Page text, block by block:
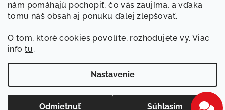
nám pomáhajú pochopiť, čovás zaujíma, avďaka
tomu náš obsah aj ponukuďalej zlepšovať.
O tom, ktoré cookies povolíte, rozhodujetevy. Viac
info tu.
Nastavenie
Odmietnuť Súhlasím
Sledovať na Instagrame
Upraviť
nastavenie cookies